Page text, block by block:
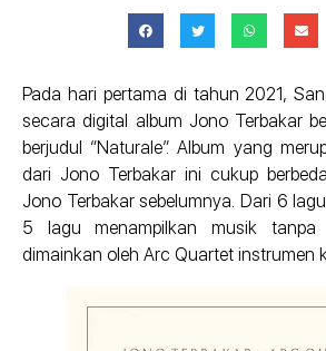
Pada hari pertama di tahun 2021,
secara digital album Jono Terbakar
berjudul “Naturale”. Album yang
dari Jono Terbakar ini cukup
Jono Terbakar sebelumnya. Dari 6
5 lagu menampilkan musik tanpa
dimainkan oleh Arc Quartet instrumen